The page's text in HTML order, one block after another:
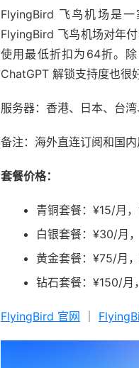
FlyingBird 飞鸟机场是
FlyingBird 飞鸟机场对年
使用最低折扣为64折。
ChatGPT 解锁支持度也很
服务器：香港、日本、台
备注：海外直连订阅和国
套餐价格：
青铜套餐：¥15/月
白银套餐：¥30/月
黄金套餐：¥75/月
钻石套餐：¥150/月
FlyingBird 官网